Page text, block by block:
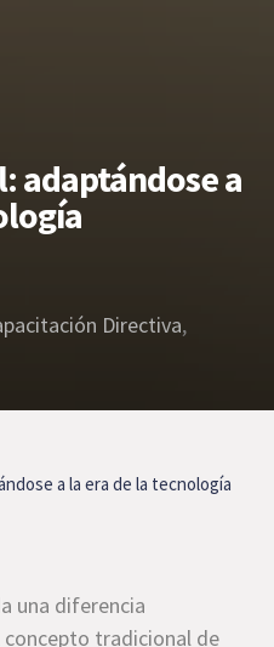
adaptándose a
Directiva,
a la era de la tecnología
una diferencia
tradicional de